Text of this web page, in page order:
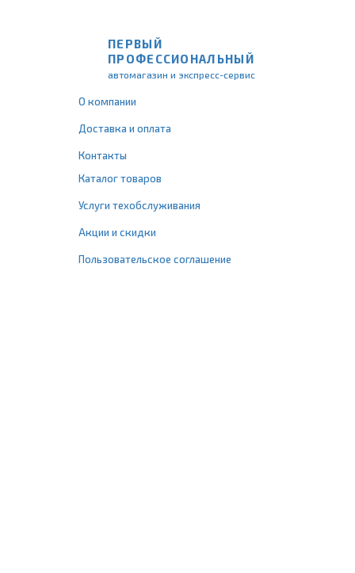
ПЕРВЫЙ
ПРОФЕССИОНАЛЬНЫЙ
автомагазин и экспресс-сервис
О компании
Доставка и оплата
Контакты
Каталог товаров
Услуги техобслуживания
Акции и скидки
Пользовательское соглашение